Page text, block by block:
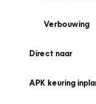
Verbouwing
Direct naar
APK keuring